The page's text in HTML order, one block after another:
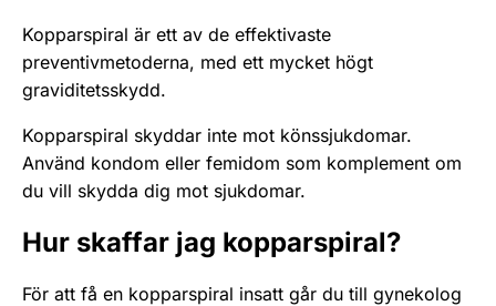
Kopparspiral är ett av de effektivaste
preventivmetoderna, med ett mycket högt
graviditetsskydd.
Kopparspiral skyddar inte mot könssjukdomar.
Använd kondom eller femidom som komplement om
du vill skydda dig mot sjukdomar.
Hur skaffar jag kopparspiral?
För att få en kopparspiral insatt går du till gynekolog